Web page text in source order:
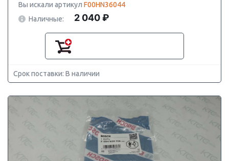
Вы искали артикул F00HN36044
Наличные:
2 040 ₽
Срок поставки: В наличии